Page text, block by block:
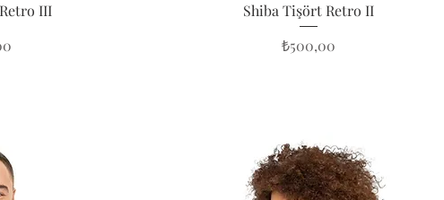
III
Shiba Tişört Retro II
Fiyat
₺500,00